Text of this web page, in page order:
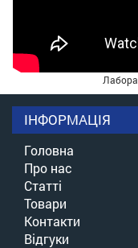
ІНФОРМАЦІЯ
Головна
Про нас
Статті
Товари
Контакти
Відгуки